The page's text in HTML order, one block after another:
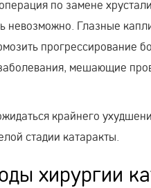
по замене
невозможно. Глазные
прогрессирование
мешающие
крайнего
стадии катаракты.
хирургии